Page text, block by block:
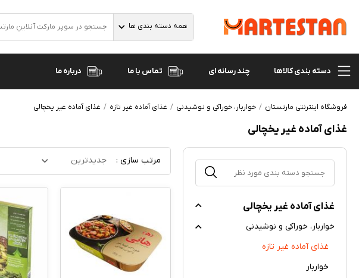
همه دسته بندی ها
دسته بندی کالاها چند رسانه ای تماس با ما درباره ما
فروشگاه اینترنتی مارتستان خواربار، خوراکی و نوشیدنی غذای آماده غیر تازه غذای آماده غیر یخچالی
غذای آماده غیر یخچالی
غذای آماده غیر یخچالی
خواربار، خوراکی و نوشیدنی
غذای آماده غیر تازه
خواربار
مرتب سازی : جدیدترین